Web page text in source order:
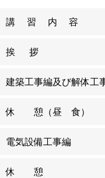
講 習 内 容
挨 拶
建築工事編及び解体工
休 憩（昼 食）
電気設備工事編
休 憩